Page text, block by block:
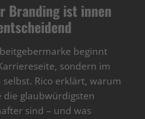
Branding ist innen
beginnt
sondern im
Rico erklärt, warum
glaubwürdigsten
sind – und was